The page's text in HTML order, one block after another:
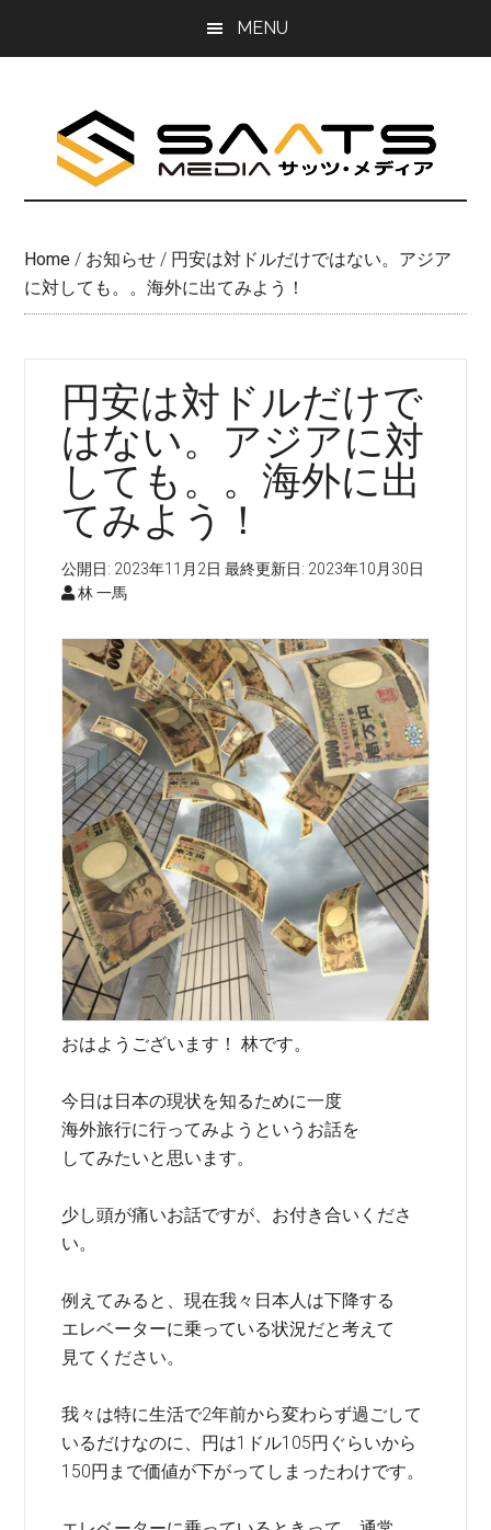
MENU
Home / お知らせ / 円安は対ドルだけではない。アジア
に対しても。。海外に出てみよう！
円安は対ドルだけで
はない。アジアに対
しても。。海外に出
てみよう！
公開日: 2023年11月2日 最終更新日: 2023年10月30日
林 一馬
おはようございます！ 林です。
今日は日本の現状を知るために一度
海外旅行に行ってみようというお話を
してみたいと思います。
少し頭が痛いお話ですが、お付き合いくださ
い。
例えてみると、現在我々日本人は下降する
エレベーターに乗っている状況だと考えて
見てください。
我々は特に生活で2年前から変わらず過ごして
いるだけなのに、円は1ドル105円ぐらいから
150円まで価値が下がってしまったわけです。